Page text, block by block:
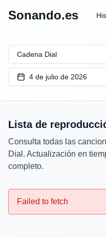
Sonando.es
Cadena Dial
4 de julio de 2026
Lista de
Consulta todas las
Dial . Actualización en
completo.
Failed to fetch